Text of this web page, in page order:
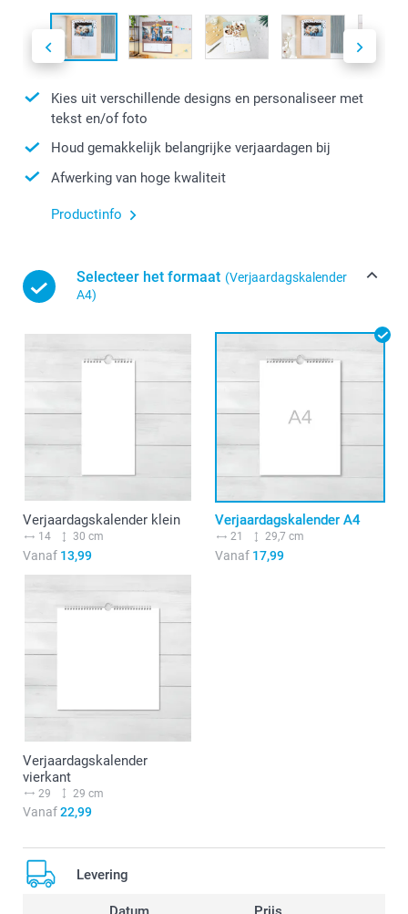
Kies uit verschillende designs en personaliseer met
tekst en/of foto
Houd gemakkelijk belangrijke verjaardagen bij
Afwerking van hoge kwaliteit
Productinfo
Selecteer het formaat (Verjaardagskalender
A4)
Verjaardagskalender klein
14 30 cm
Vanaf 13,99
Verjaardagskalender A4
21 29,7 cm
Vanaf17,99
Verjaardagskalender
vierkant
29 29 cm
Vanaf22,99
Levering